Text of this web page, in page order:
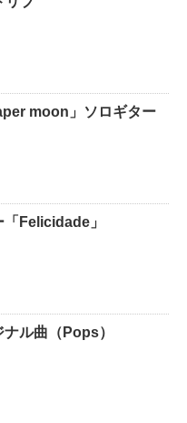
moon」ソロギター
Felicidade」
ル曲（Pops）